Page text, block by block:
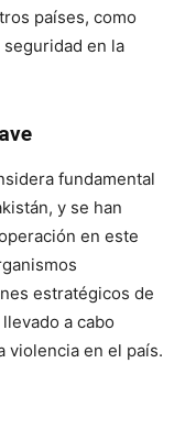
países, como
en la
fundamental
y se han
en este
estratégicos de
a cabo
violencia en el país.